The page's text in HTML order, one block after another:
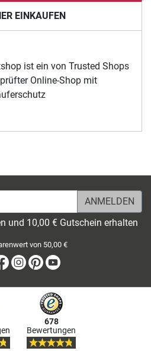
EINKAUFEN
ist ein von Trusted Shops
Online-Shop mit
und 10,00 € Gutschein erhalten
von 50,00 €
Facebook
Instagram
Pinterest
678
Bewertungen